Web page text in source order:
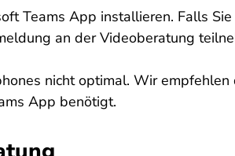
Teams App installieren. Falls
an der Videoberatung
nicht optimal. Wir
App benötigt.